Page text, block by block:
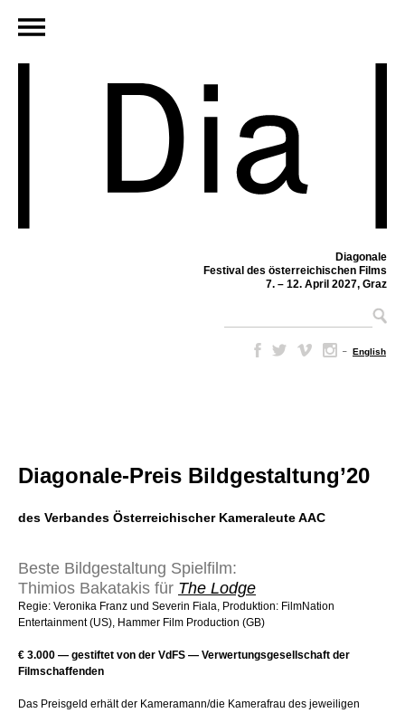
Diagonale
Festival des österreichischen Films
7. – 12. April 2027, Graz
– English
Diagonale-Preis Bildgestaltung’20
des Verbandes Österreichischer Kameraleute AAC
Beste Bildgestaltung Spielfilm:
Thimios Bakatakis für The Lodge
Regie: Veronika Franz und Severin Fiala, Produktion: FilmNation
Entertainment (US), Hammer Film Production (GB)
€ 3.000 — gestiftet von der VdFS — Verwertungsgesellschaft der
Filmschaffenden
Das Preisgeld erhält der Kameramann/die Kamerafrau des jeweiligen